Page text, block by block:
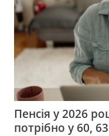
Пенсія у 2026
потрібно у 60,